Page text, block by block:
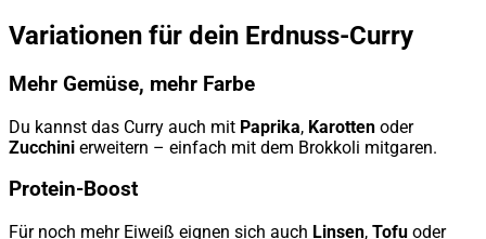
Variationen für dein Erdnuss-Curry
Mehr Gemüse, mehr Farbe
Du kannst das Curry auch mit Paprika, Karotten oder
Zucchini erweitern – einfach mit dem Brokkoli mitgaren.
Protein-Boost
Für noch mehr Eiweiß eignen sich auch Linsen, Tofu oder